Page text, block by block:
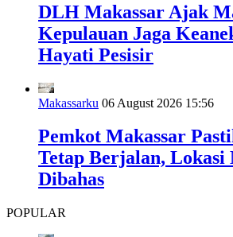
DLH Makassar Ajak
Kepulauan Jaga
Hayati Pesisir
Makassarku 06 August 2026 15:56
Pemkot Makassar
Tetap Berjalan, Lokasi
Dibahas
POPULAR